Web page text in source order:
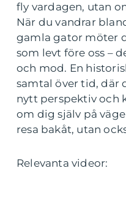
fly vardagen, utan
När du vandrar
gamla gator möter
som levt före oss –
och mod. En
samtal över tid, där
nytt perspektiv och
om dig själv på
resa bakåt, utan
Relevanta videor: